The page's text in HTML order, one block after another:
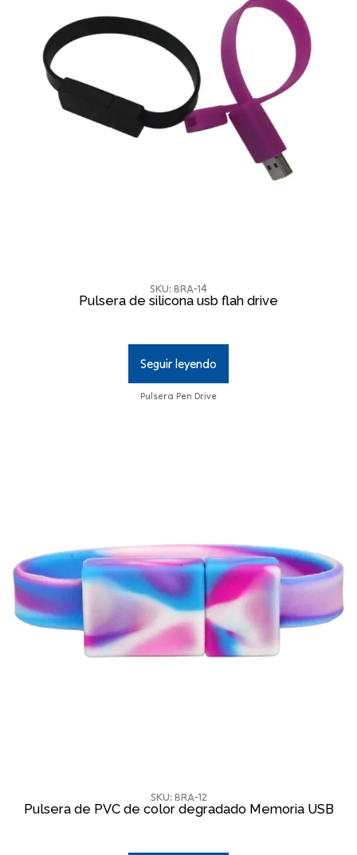
SKU: BRA-14
Pulsera de silicona usb flah drive
Seguir leyendo
Pulsera Pen Drive
SKU: BRA-12
Pulsera de PVC de color degradado Memoria USB